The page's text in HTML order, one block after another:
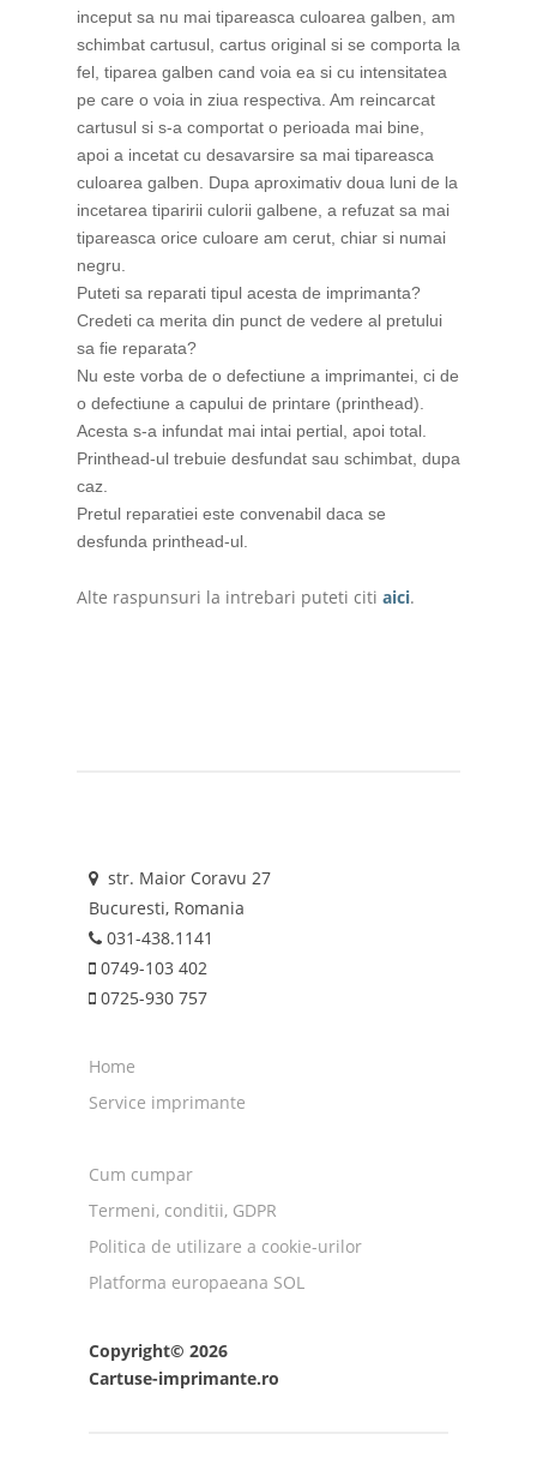
inceput sa nu mai tipareasca culoarea galben, am
schimbat cartusul, cartus original si se comporta la
fel, tiparea galben cand voia ea si cu intensitatea
pe care o voia in ziua respectiva. Am reincarcat
cartusul si s-a comportat o perioada mai bine,
apoi a incetat cu desavarsire sa mai tipareasca
culoarea galben. Dupa aproximativ doua luni de la
incetarea tiparirii culorii galbene, a refuzat sa mai
tipareasca orice culoare am cerut, chiar si numai
negru.
Puteti sa reparati tipul acesta de imprimanta?
Credeti ca merita din punct de vedere al pretului
sa fie reparata?
Nu este vorba de o defectiune a imprimantei, ci de
o defectiune a capului de printare (printhead).
Acesta s-a infundat mai intai pertial, apoi total.
Printhead-ul trebuie desfundat sau schimbat, dupa
caz.
Pretul reparatiei este convenabil daca se
desfunda printhead-ul.
Alte raspunsuri la intrebari puteti citi aici.
str. Maior Coravu 27
Bucuresti, Romania
031-438.1141
0749-103 402
0725-930 757
Home
Service imprimante
Cum cumpar
Termeni, conditii, GDPR
Politica de utilizare a cookie-urilor
Platforma europaeana SOL
Copyright© 2026
Cartuse-imprimante.ro